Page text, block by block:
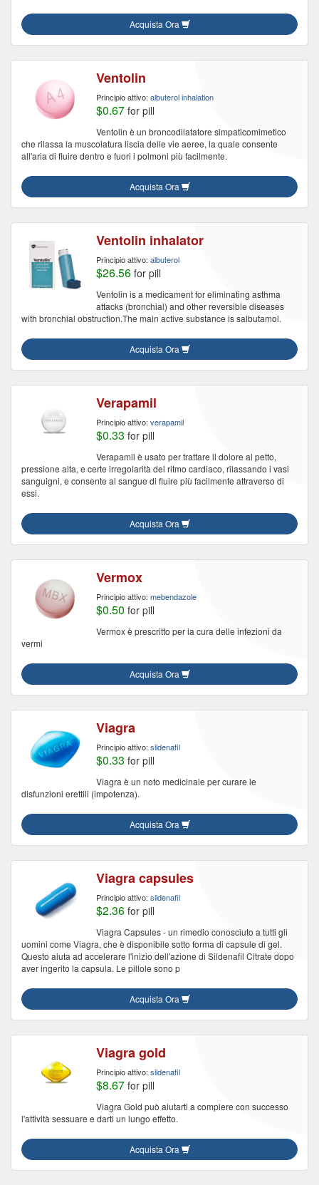
Acquista Ora
Ventolin
Principio attivo: albuterol inhalation
$0.67 for pill
Ventolin è un broncodilatatore simpaticomimetico
che rilassa la muscolatura liscia delle vie aeree, la quale consente
all'aria di fluire dentro e fuori i polmoni più facilmente.
Acquista Ora
Ventolin inhalator
Principio attivo: albuterol
$26.56 for pill
Ventolin is a medicament for eliminating asthma
attacks (bronchial) and other reversible diseases
with bronchial obstruction.The main active substance is salbutamol.
Acquista Ora
Verapamil
Principio attivo: verapamil
$0.33 for pill
Verapamil è usato per trattare il dolore al petto,
pressione alta, e certe irregolarità del ritmo cardiaco, rilassando i vasi
sanguigni, e consente al sangue di fluire più facilmente attraverso di
essi.
Acquista Ora
Vermox
Principio attivo: mebendazole
$0.50 for pill
Vermox è prescritto per la cura delle infezioni da
vermi
Acquista Ora
Viagra
Principio attivo: sildenafil
$0.33 for pill
Viagra è un noto medicinale per curare le
disfunzioni erettili (impotenza).
Acquista Ora
Viagra capsules
Principio attivo: sildenafil
$2.36 for pill
Viagra Capsules - un rimedio conosciuto a tutti gli
uomini come Viagra, che è disponibile sotto forma di capsule di gel.
Questo aiuta ad accelerare l'inizio dell'azione di Sildenafil Citrate dopo
aver ingerito la capsula. Le pillole sono p
Acquista Ora
Viagra gold
Principio attivo: sildenafil
$8.67 for pill
Viagra Gold può aiutarti a compiere con successo
l'attività sessuare e darti un lungo effetto.
Acquista Ora